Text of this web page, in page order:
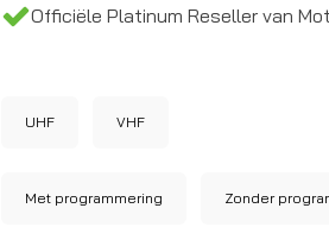
€362,00
Officiële Platinum Reseller van
UHF VHF
Met programmering Zonder